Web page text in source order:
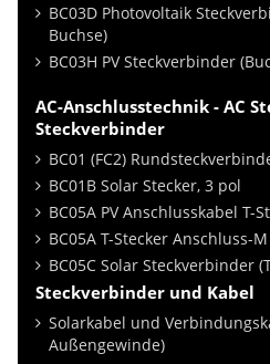
BC03D Photovoltaik
Buchse)
BC03H PV Steckverbinder
AC-Anschlusstechnik - AC
Steckverbinder
BC01 (FC2)
BC01B Solar Stecker, 3 pol
BC05A PV Anschlusskabel T-
BC05A T-Stecker Anschluss-M
BC05C Solar Steckverbinder
Steckverbinder und Kabel
Solarkabel und
Außengewinde)